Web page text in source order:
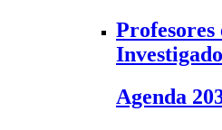
Profesores
Agenda